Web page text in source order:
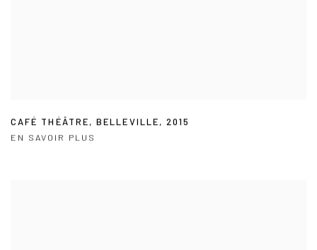
CAFÉ THÉÂTRE,BELLEVILLE,2015
EN SAVOIR PLUS